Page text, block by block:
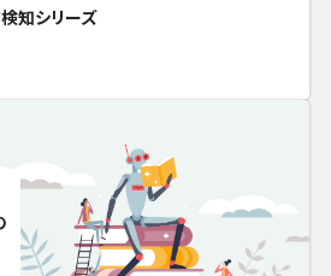
知シリーズ